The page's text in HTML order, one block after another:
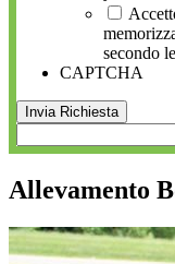
secondo
CAPTCHA
Allevamento